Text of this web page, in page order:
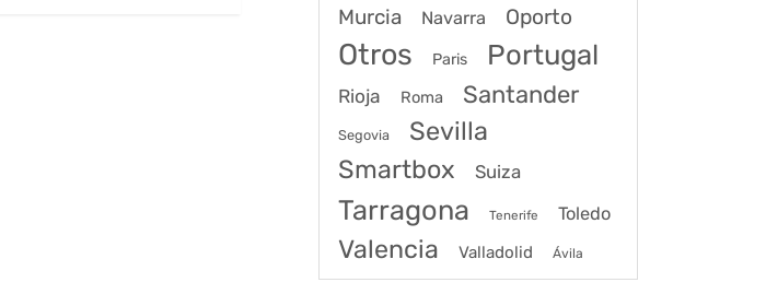
Murcia Navarra Oporto
Otros Paris Portugal
Rioja Roma Santander
Segovia
Sevilla
Smartbox
Suiza
Tarragona Tenerife Toledo
Valencia Valladolid Ávila